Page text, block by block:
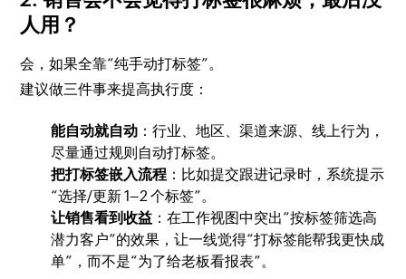
人用？
会，如果全靠“纯手动打标签”。
建议做三件事来提高执行度：
能自动就自动 ：行业、地区、渠道来源、线上行为，
尽量通过规则自动打标签。
把打标签嵌入流程 ：比如提交跟进记录时，系统提示
“选择/更新 1–2 个标签”。
让销售看到收益 ：在工作视图中突出“按标签筛选高
潜力客户”的效果，让一线觉得“打标签能帮我更快成
单”，而不是“为了给老板看报表”。